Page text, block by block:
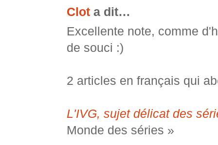
Clot a dit…
Excellente note, comme
de souci :)
2 articles en français qui
L'IVG, sujet délicat des
Monde des séries »